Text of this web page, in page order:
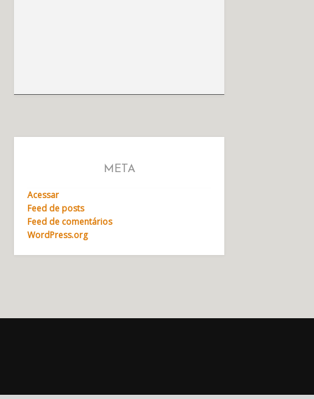
META
Acessar
Feed de posts
Feed de comentários
WordPress.org